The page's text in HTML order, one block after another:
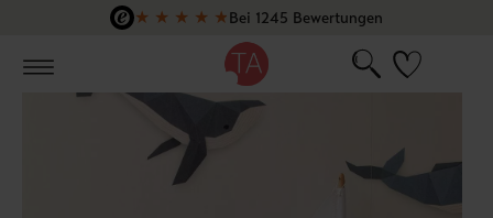
Zum Hauptinhalt springen
★ ★ ★ ★ ★Bei 1245 Bewertungen